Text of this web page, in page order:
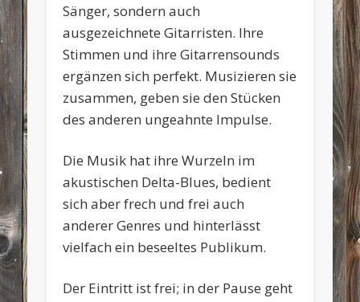
Sänger, sondern auch
ausgezeichnete Gitarristen. Ihre
Stimmen und ihre Gitarrensounds
ergänzen sich perfekt. Musizieren sie
zusammen, geben sie den Stücken
des anderen ungeahnte Impulse.
Die Musik hat ihre Wurzeln im
akustischen Delta-Blues, bedient
sich aber frech und frei auch
anderer Genres und hinterlässt
vielfach ein beseeltes Publikum.
Der Eintritt ist frei; in der Pause geht